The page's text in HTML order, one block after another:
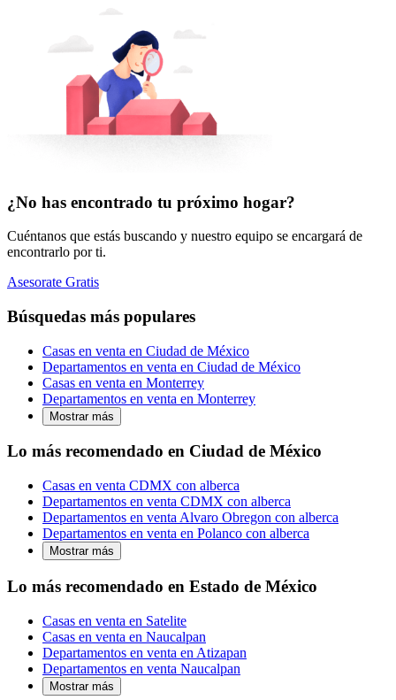
¿No has encontrado tu próximo hogar?
Cuéntanos que estás buscando y nuestro equipo se encargará de
encontrarlo por ti.
Asesorate Gratis
Búsquedas más populares
Casas en venta en Ciudad de México
Departamentos en venta en Ciudad de México
Casas en venta en Monterrey
Departamentos en venta en Monterrey
Mostrar más
Lo más recomendado en Ciudad de México
Casas en venta CDMX con alberca
Departamentos en venta CDMX con alberca
Departamentos en venta Alvaro Obregon con alberca
Departamentos en venta en Polanco con alberca
Mostrar más
Lo más recomendado en Estado de México
Casas en venta en Satelite
Casas en venta en Naucalpan
Departamentos en venta en Atizapan
Departamentos en venta Naucalpan
Mostrar más